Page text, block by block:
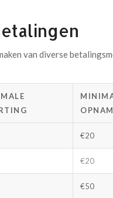
van diverse
€20
€20
€50